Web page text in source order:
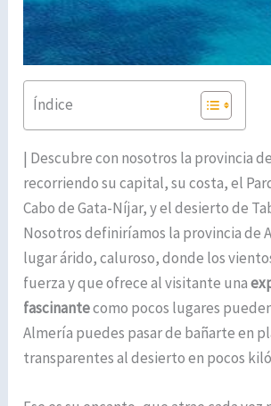
Índice
| Descubre con nosotros la provincia
recorriendo su capital, su costa, el
Cabo de Gata-Níjar, y el desierto de
Nosotros definiríamos la provincia de
lugar árido, caluroso, donde los
fuerza y que ofrece al visitante una
fascinantecomo pocos lugares
Almería puedes pasar de bañarte en
transparentes al desierto en pocos